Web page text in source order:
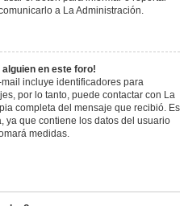
a La Administración.
en este foro!
incluye identificadores para
por lo tanto, puede contactar con La
completa del mensaje que recibió. Es
ya que contiene los datos del usuario
medidas.